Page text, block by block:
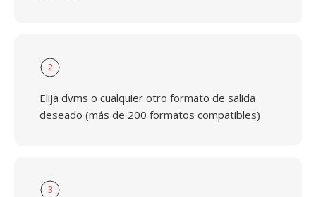
2
Elija dvms o cualquier otro formato de salida
deseado (más de 200 formatos compatibles)
3